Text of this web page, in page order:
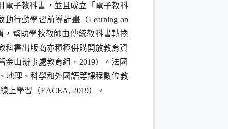
電子教科書，並且成立「電子教科
動行動學習前導計畫（Learning on
，幫助學校教師由傳統教科書轉換
科書出版商亦積極併購開放教育資
山辦事處教育組，2019）。法國
地理、科學和外國語等課程數位教
上學習（EACEA, 2019）。